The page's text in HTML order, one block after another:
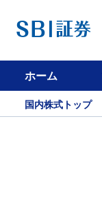
ホーム
国内株式トップ